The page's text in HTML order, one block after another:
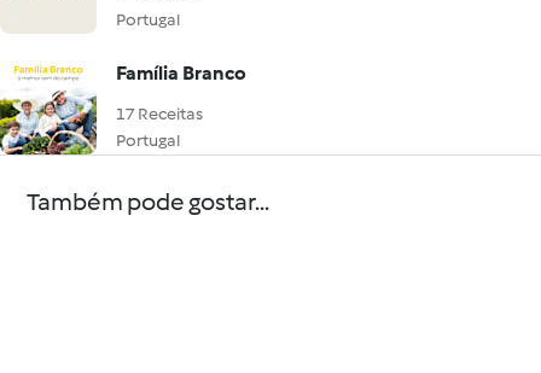
Portugal
Família Branco
17 Receitas
Portugal
Também pode gostar...